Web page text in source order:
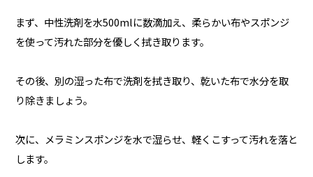
まず、中性洗剤を水500mlに数滴加え、柔らかい布やスポンジ
を使って汚れた部分を優しく拭き取ります。
その後、別の湿った布で洗剤を拭き取り、乾いた布で水分を取
り除きましょう。
次に、メラミンスポンジを水で湿らせ、軽くこすって汚れを落と
します。